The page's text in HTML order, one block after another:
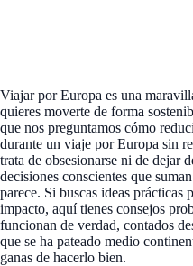
Viajar por Europa es una
quieres moverte de forma
que nos preguntamos cómo
durante un viaje por Europa sin
trata de obsesionarse ni de dejar
decisiones conscientes que
parece. Si buscas ideas prácticas
impacto, aquí tienes consejos
funcionan de verdad, contados
que se ha pateado medio
ganas de hacerlo bien.